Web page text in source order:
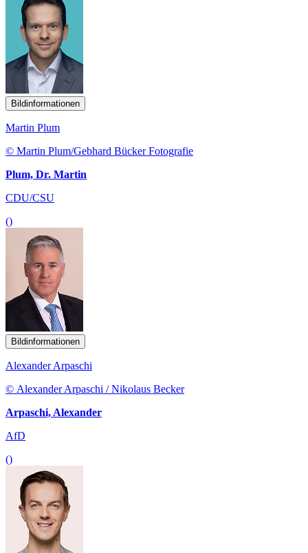
Bildinformationen
Martin Plum
© Martin Plum/Gebhard Bücker Fotografie
Plum, Dr. Martin
CDU/CSU
()
Bildinformationen
Alexander Arpaschi
© Alexander Arpaschi / Nikolaus Becker
Arpaschi, Alexander
AfD
()